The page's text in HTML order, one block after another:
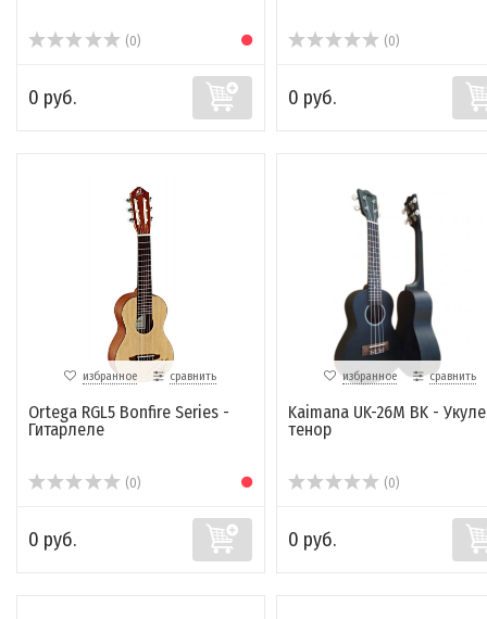
(0)
0 руб.
(0)
0 руб.
избранное сравнить
Ortega RGL5 Bonfire Series -
Гитарлеле
(0)
0 руб.
избранное сравнить
Kaimana UK-26M BK -
тенор
(0)
0 руб.